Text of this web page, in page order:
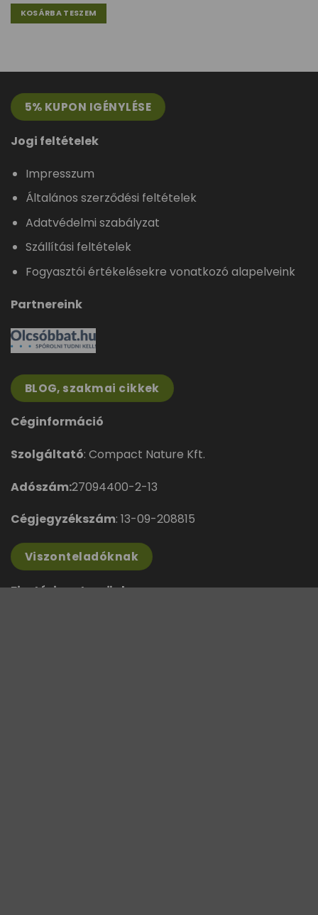
KOSÁRBA TESZEM
5% KUPON IGÉNYLÉSE
Jogi feltételek
Impresszum
Általános szerződési feltételek
Adatvédelmi szabályzat
Szállítási feltételek
Fogyasztói értékelésekre vonatkozó alapelveink
Partnereink
BLOG, szakmai cikkek
Céginformáció
Szolgáltató: Compact Nature Kft.
Adószám:27094400-2-13
Cégjegyzékszám: 13-09-208815
Viszonteladóknak
Fizetési partnerünk